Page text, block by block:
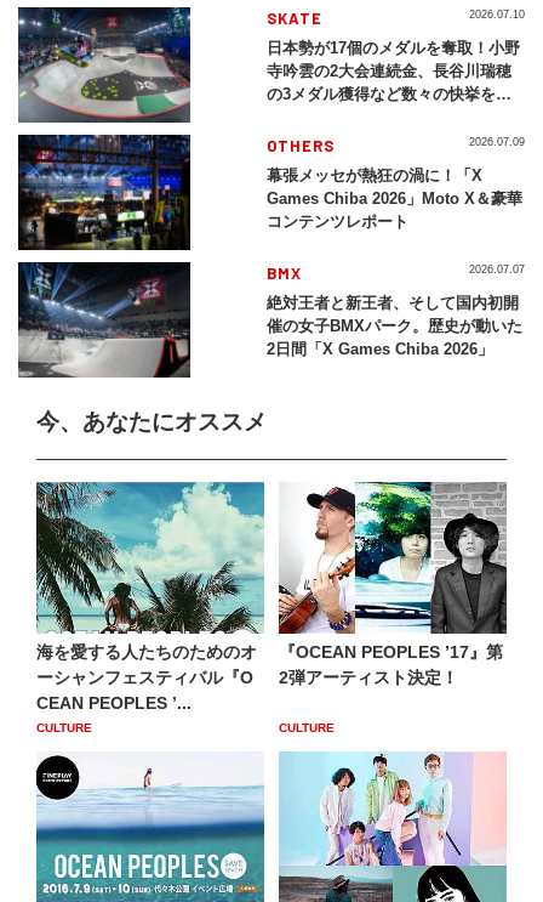
SKATE
日本勢が17個のメダルを奪取！小野
寺吟雲の2大会連続金、長谷川瑞穂
の3メダル獲得など数々の快挙をプ
2026」
2026.07.10
OTHERS
幕張メッセが熱狂の渦に！「X
Games Chiba 2026」Moto X＆豪華
コンテンツレポート
2026.07.09
BMX
絶対王者と新王者、そして国内初開
催の女子BMXパーク。歴史が動いた
2日間「X Games Chiba 2026」
2026.07.07
今、あなたにオススメ
海を愛する人たちのためのオ
ーシャンフェスティバル『O
CEAN PEOPLES ’...
CULTURE
『OCEAN PEOPLES ’17』第
2弾アーティスト決定！
CULTURE